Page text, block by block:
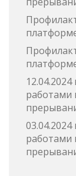
работами
работами